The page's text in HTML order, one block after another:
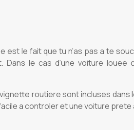
est le fait que tu n'as pas a te
le cas d'une voiture
routiere sont incluses
a controler et une voiture